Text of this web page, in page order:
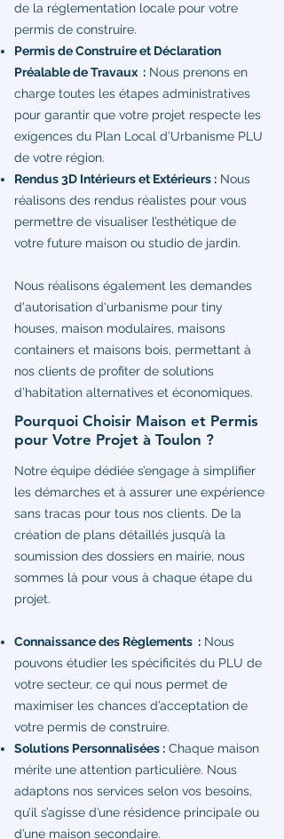
de la réglementation locale pour votre
permis de construire.
Permis de Construire et Déclaration
Préalable de Travaux : Nous prenons en
charge toutes les étapes administratives
pour garantir que votre projet respecte les
exigences du Plan Local d’Urbanisme PLU
de votre région.
Rendus 3D Intérieurs et Extérieurs : Nous
réalisons des rendus réalistes pour vous
permettre de visualiser l’esthétique de
votre future maison ou studio de jardin.
Nous réalisons également les demandes
d'autorisation d'urbanisme pour tiny
houses, maison modulaires, maisons
containers et maisons bois, permettant à
nos clients de profiter de solutions
d’habitation alternatives et économiques.
Pourquoi Choisir Maison et Permis
pour Votre Projet à Toulon ?
Notre équipe dédiée s’engage à simplifier
les démarches et à assurer une expérience
sans tracas pour tous nos clients. De la
création de plans détaillés jusqu’à la
soumission des dossiers en mairie, nous
sommes là pour vous à chaque étape du
projet.
Connaissance des Règlements : Nous
pouvons étudier les spécificités du PLU de
votre secteur, ce qui nous permet de
maximiser les chances d’acceptation de
votre permis de construire.
Solutions Personnalisées : Chaque maison
mérite une attention particulière. Nous
adaptons nos services selon vos besoins,
qu’il s’agisse d’une résidence principale ou
d’une maison secondaire.